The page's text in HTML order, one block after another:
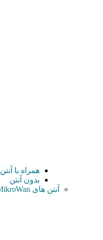
همراه با آنتن
بدون آنتن
آنتن های MikroWan